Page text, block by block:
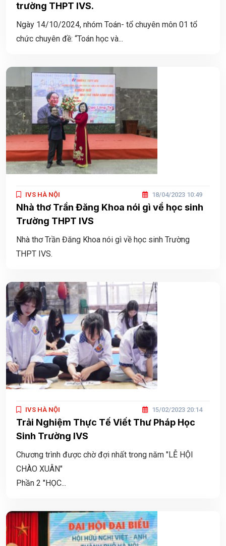
trường THPT IVS.
Ngày 14/10/2024, nhóm Toán- tổ chuyên môn 01 tổ
chức chuyên đề: “Toán học và...
IVS HÀ NỘI 18/04/2023 10:49
Nhà thơ Trần Đăng Khoa nói gì về học sinh
Trường THPT IVS
Nhà thơ Trần Đăng Khoa nói gì về học sinh Trường
THPT IVS.
IVS HÀ NỘI 15/02/2023 20:14
Trải Nghiệm Thực Tế Viết Thư Pháp Học
Sinh Trường IVS
Chương trình được chờ đợi nhất trong năm "LỄ HỘI
CHÀO XUÂN"
Phần 2 "HỌC...